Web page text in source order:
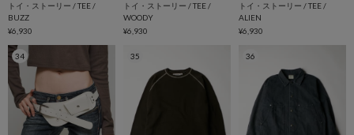
トイ・ストーリー / TEE /
BUZZ
¥6,930
トイ・ストーリー / TEE /
WOODY
¥6,930
トイ・ストーリー / TEE /
ALIEN
¥6,930
34 35 36